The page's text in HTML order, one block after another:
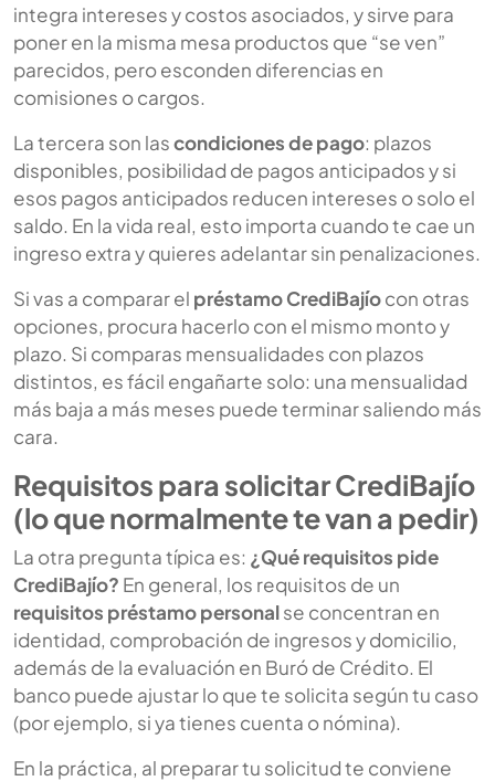
integra intereses y costos asociados, y sirve para
poner en la misma mesa productos que “se ven”
parecidos, pero esconden diferencias en
comisiones o cargos.
La tercera son lascondiciones de pago: plazos
disponibles, posibilidad de pagos anticipados y si
esos pagos anticipados reducen intereses o solo el
saldo. En la vida real, esto importa cuando te cae un
ingreso extra y quieres adelantar sin penalizaciones.
Si vas a comparar el préstamo CrediBajíocon otras
opciones, procura hacerlo con el mismo monto y
plazo. Si comparas mensualidades con plazos
distintos, es fácil engañarte solo: una mensualidad
más baja a más meses puede terminar saliendo más
cara.
Requisitos para solicitar CrediBajío
(lo que normalmente te van a pedir)
La otra pregunta típica es: ¿Qué requisitos pide
CrediBajío? En general, los requisitos de un
requisitos préstamo personalse concentran en
identidad, comprobación de ingresos y domicilio,
además de la evaluación en Buró de Crédito. El
banco puede ajustar lo que te solicita según tu caso
(por ejemplo, si ya tienes cuenta o nómina).
En la práctica, al preparar tu solicitud te conviene